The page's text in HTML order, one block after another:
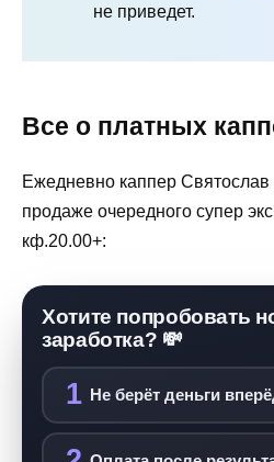
не приведет.
Все о платных
Ежедневно каппер
продаже очередного супер
кф.20.00+:
Хотите попробовать
заработка? 💸
1 Не берёт деньги